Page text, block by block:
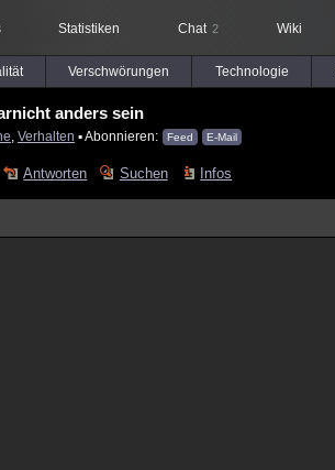
Statistiken Chat 2 Wiki
Verschwörungen Technologie
anders sein
Verhalten ▪ Abonnieren: Feed E-Mail
Antworten Suchen Infos